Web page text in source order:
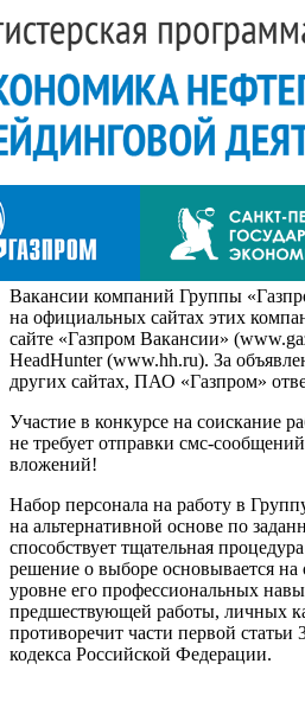
Вакансии компаний Группы
на официальных сайтах этих
сайте «Газпром Вакансии»
HeadHunter (www.hh.ru). За
других сайтах, ПАО «Газпром»
Участие в конкурсе на соискание
не требует отправки смс-
вложений!
Набор персонала на работу в
на альтернативной основе по
способствует тщательная
решение о выборе основывается на
уровне его профессиональных
предшествующей работы, личных
противоречит части первой статьи
кодекса Российской Федерации.